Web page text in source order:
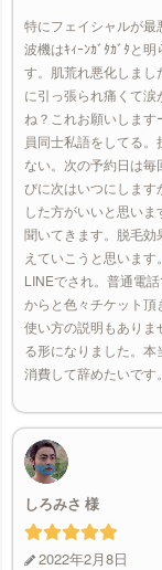
特にフェイシャルが
波機はｷｨｰﾝｶﾞﾀｶﾞﾀと
す。肌荒れ悪化しま
に引っ張られ痛くて
ね？これお願いしま
員同士私語をしてる
ない。次の予約日は
びに次はいつにします
した方がいいと思い
聞いてきます。脱毛
えていこうと思いま
LINEでされ。普通電
からと色々チケット頂
使い方の説明もあり
る形になりました。
消費して辞めたいです。
しろみさ
2022年2月8日